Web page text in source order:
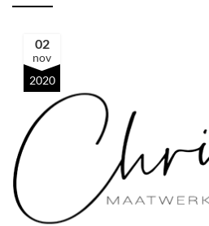
02
nov
2020